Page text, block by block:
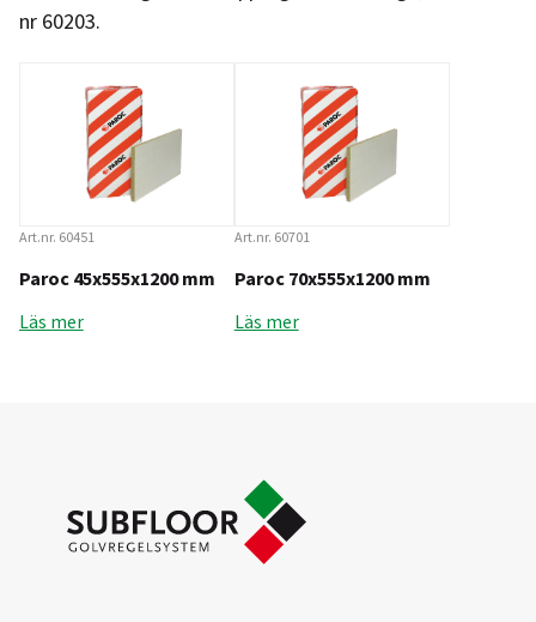
nr 60203.
Art.nr. 60451
Paroc 45x555x1200 mm
Läs mer
Art.nr. 60701
Paroc 70x555x1200 mm
Läs mer